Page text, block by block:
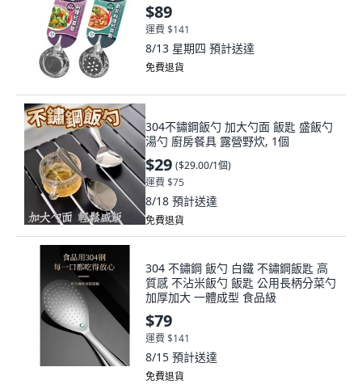
$89
運費 $141
8/13 星期四 預計送達
免費退貨
304不鏽鋼飯勺 加大勺面 飯匙 盛飯勺
湯勺 廚房餐具 露營野炊, 1個
$29 ($29.00/1個)
運費 $75
8/18 預計送達
免費退貨
304 不鏽鋼 飯勺 白鐵 不鏽鋼飯匙 高
質感 不沾米飯勺 飯匙 公用長柄分菜勺
加厚加大 一體成型 食品級
$79
運費 $141
8/15 預計送達
免費退貨